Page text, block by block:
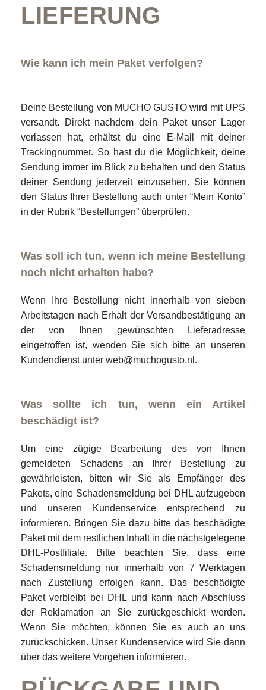
LIEFERUNG
Wie kann ich mein Paket verfolgen?
Deine Bestellung von MUCHO GUSTO wird mit UPS
versandt. Direkt nachdem dein Paket unser Lager
verlassen hat, erhältst du eine E-Mail mit deiner
Trackingnummer. So hast du die Möglichkeit, deine
Sendung immer im Blick zu behalten und den Status
deiner Sendung jederzeit einzusehen. Sie können
den Status Ihrer Bestellung auch unter “Mein Konto”
in der Rubrik “Bestellungen” überprüfen.
Was soll ich tun, wenn ich meine Bestellung
noch nicht erhalten habe?
Wenn Ihre Bestellung nicht innerhalb von sieben
Arbeitstagen nach Erhalt der Versandbestätigung an
der von Ihnen gewünschten Lieferadresse
eingetroffen ist, wenden Sie sich bitte an unseren
Kundendienst unter web@muchogusto.nl.
Was sollte ich tun, wenn ein Artikel
beschädigt ist?
Um eine zügige Bearbeitung des von Ihnen
gemeldeten Schadens an Ihrer Bestellung zu
gewährleisten, bitten wir Sie als Empfänger des
Pakets, eine Schadensmeldung bei DHL aufzugeben
und unseren Kundenservice entsprechend zu
informieren. Bringen Sie dazu bitte das beschädigte
Paket mit dem restlichen Inhalt in die nächstgelegene
DHL-Postfiliale. Bitte beachten Sie, dass eine
Schadensmeldung nur innerhalb von 7 Werktagen
nach Zustellung erfolgen kann. Das beschädigte
Paket verbleibt bei DHL und kann nach Abschluss
der Reklamation an Sie zurückgeschickt werden.
Wenn Sie möchten, können Sie es auch an uns
zurückschicken. Unser Kundenservice wird Sie dann
über das weitere Vorgehen informieren.